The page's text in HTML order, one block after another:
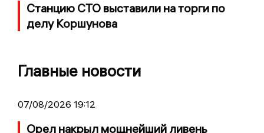
Станцию СТО выставили на торги по
делу Коршунова
Главные новости
07/08/2026 19:12
Орел накрыл мощнейший ливень